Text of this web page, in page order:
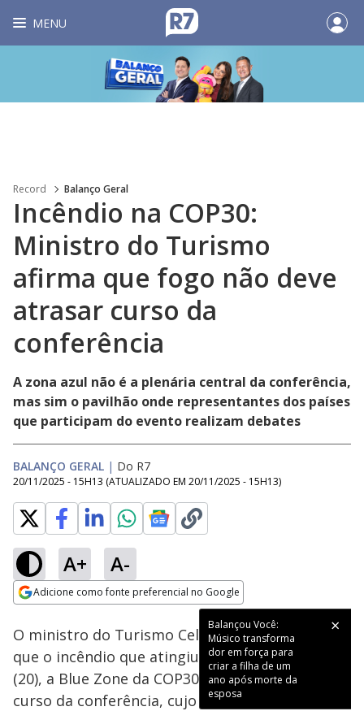
MENU
Record Balanço Geral
Incêndio na COP30:
Ministro do Turismo
afirma que fogo não deve
atrasar curso da
conferência
A zona azul não é a plenária central da conferência,
mas sim o pavilhão onde representantes dos países
que participam do evento realizam debates
BALANÇO GERAL | Do R7
20/11/2025 - 15H13 (ATUALIZADO EM 20/11/2025 - 15H13)
A+ A-
Adicione como fonte preferencial no Google
Ativar
Loaded :
16.02%
O ministro do Turismo Celso Sabino afirmou
que o incêndio que atingiu, nesta quinta-feira
(20), a Blue Zone da COP30 não deve atrasar o
curso da conferência, cujo término está